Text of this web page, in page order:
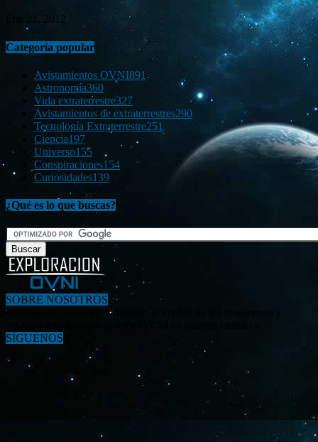
Ene 21, 2012
Categoría popular
Avistamientos OVNI891
Astronomía360
Vida extraterrestre327
Avistamientos de extraterrestres290
Tecnología Extraterrestre251
Ciencia197
Universo155
Conspiraciones154
Curiosidades139
¿Qué es lo que buscas?
SOBRE NOSOTROS
«Investigar, descubrir y difundir la verdad de los fenómenos y
SÍGUENOS